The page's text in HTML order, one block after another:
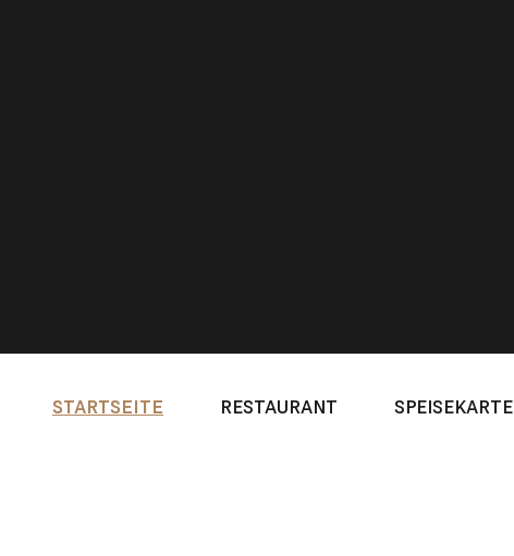
STARTSEITE RESTAURANT SPEISEKARTE